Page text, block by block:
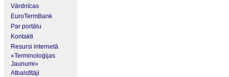
Vārdnīcas
EuroTermBank
Par portālu
Kontakti
Resursi internetā
«Terminoloģijas
Jaunumi»
Atbalstītāji